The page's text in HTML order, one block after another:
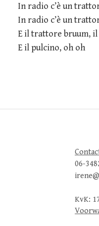
In radio c’è un
In radio c’è un
E il trattore bruum,
E il pulcino, oh oh
06-
KvK: